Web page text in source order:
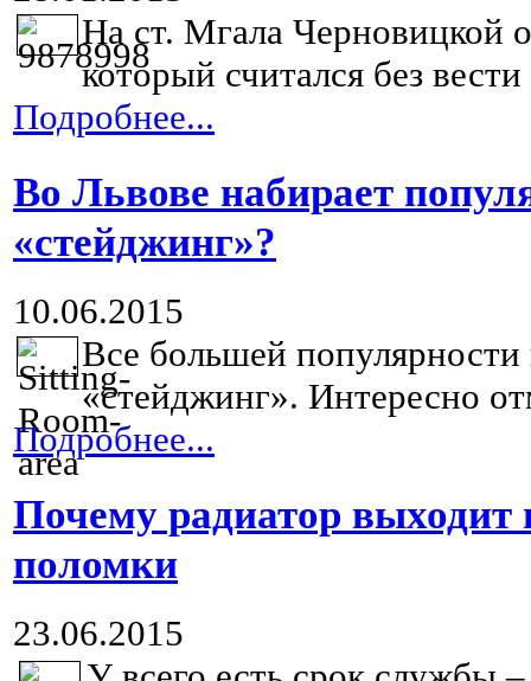
На ст. Мгала Черновицкой
который считался без
Подробнее...
Во Львове набирает
«стейджинг»?
10.06.2015
Все большей популярности
«стейджинг». Интересно
Подробнее...
Почему радиатор
поломки
23.06.2015